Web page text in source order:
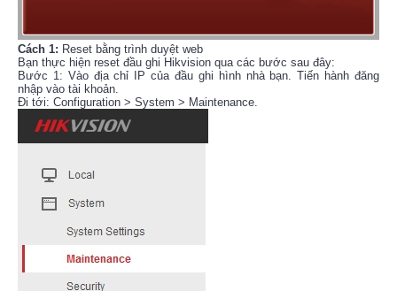
Cách 1: Reset bằng trình duyệt web
Bạn thực hiện reset đầu ghi Hikvision qua các bước sau đây:
Bước 1: Vào địa chỉ IP của đầu ghi hình nhà bạn. Tiến hành đăng
nhập vào tài khoản.
Đi tới: Configuration > System > Maintenance.